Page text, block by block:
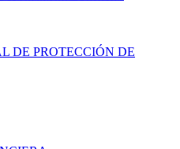
DE PROTECCIÓN DE